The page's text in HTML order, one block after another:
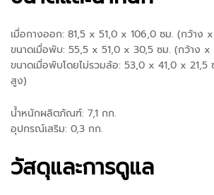
เมื่อกางออก: 81,5 x 51,0 x 106,0 ซม. (กว้าง
ขนาดเมื่อพับ: 55,5 x 51,0 x 30,5 ซม. (กว้าง
ขนาดเมื่อพับโดยไม่รวมล้อ: 53,0 x 41,0 x
สูง)
น้ำหนักผลิตภัณฑ์: 7,1 กก.
อุปกรณ์เสริม: 0,3 กก.
วัสดุและการดูแล